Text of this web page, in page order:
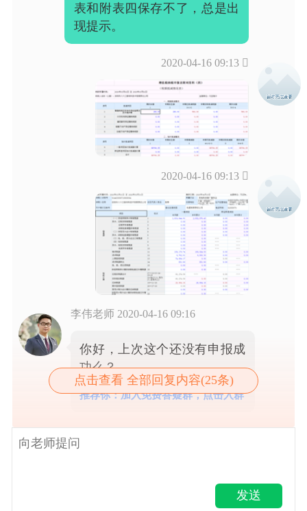
表和附表四保存不了，总是出
现提示。
2020-04-16 09:13 
2020-04-16 09:13 
李伟老师 2020-04-16 09:16
你好，上次这个还没有申报成
功么？
推荐你：加入免费答疑群，点击入群
点击查看 全部回复内容(25条)
发送